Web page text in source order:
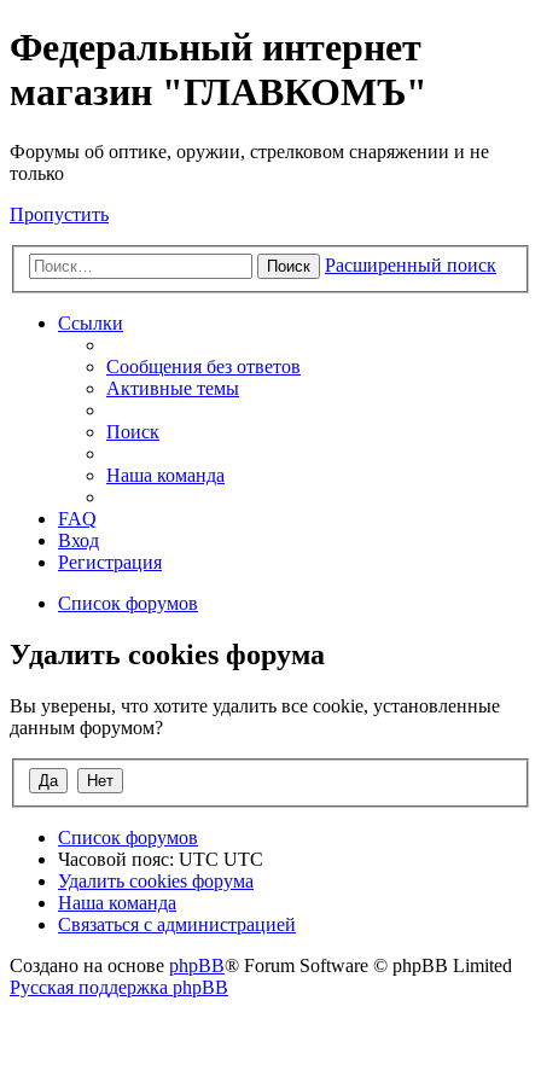
Федеральный интернет
магазин "ГЛАВКОМЪ"
Форумы об оптике, оружии, стрелковом снаряжении и не
только
Пропустить
Поиск Расширенный поиск
Ссылки
Сообщения без ответов
Активные темы
Поиск
Наша команда
FAQ
Вход
Регистрация
Список форумов
Удалить cookies форума
Вы уверены, что хотите удалить все cookie, установленные
данным форумом?
Список форумов
Часовой пояс: UTC UTC
Удалить cookies форума
Наша команда
Связаться с администрацией
Создано на основе phpBB® Forum Software © phpBB Limited
Русская поддержка phpBB